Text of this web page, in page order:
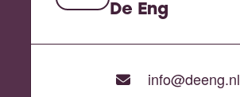
De Eng
info@deeng.nl